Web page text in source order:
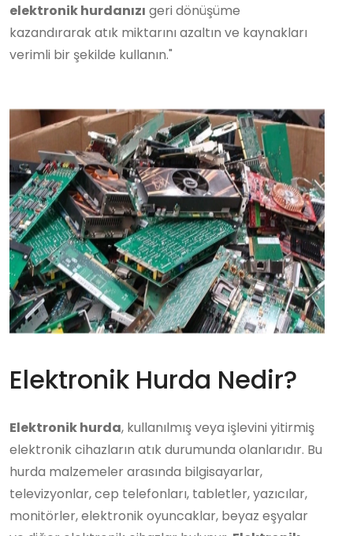
elektronik hurdanızı geri dönüşüme
kazandırarak atık miktarını azaltın ve kaynakları
verimli bir şekilde kullanın."
Elektronik Hurda Nedir?
Elektronik hurda, kullanılmış veya işlevini yitirmiş
elektronik cihazların atık durumunda olanlarıdır. Bu
hurda malzemeler arasında bilgisayarlar,
televizyonlar, cep telefonları, tabletler, yazıcılar,
monitörler, elektronik oyuncaklar, beyaz eşyalar